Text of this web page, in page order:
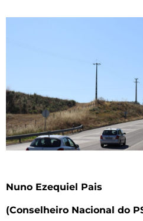
Nuno Ezequiel Pais
(Conselheiro Nacional do